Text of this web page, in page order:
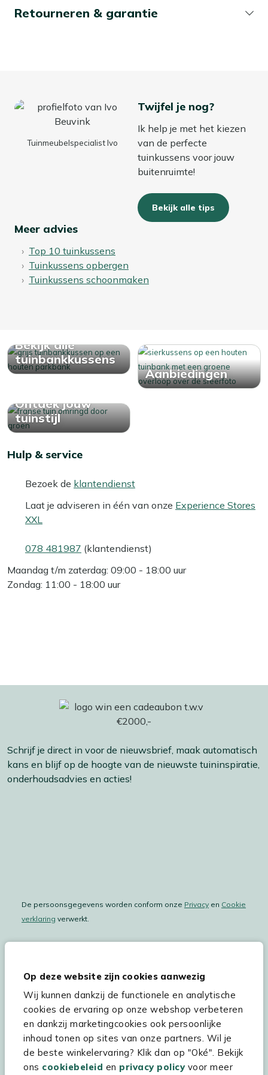
Op deze website zijn cookies aanwezig
Wij kunnen dankzij de functionele en analytische
cookies de ervaring op onze webshop verbeteren
en dankzij marketingcookies ook persoonlijke
inhoud tonen op sites van onze partners. Wil je
de beste winkelervaring? Klik dan op "Oké". Bekijk
ons cookiebeleid en privacy policyvoor meer
Retourneren & garantie
Tuinmeubelspecialist Ivo
Twijfel je nog?
Ik help je met het kiezen
van de perfecte
tuinkussens voor jouw
buitenruimte!
Bekijk alle tips
Meer advies
Top 10 tuinkussens
Tuinkussens opbergen
Tuinkussens schoonmaken
Bekijk alle
tuinbankkussens
Aanbiedingen
Ontdek jouw
tuinstijl
Hulp & service
Bezoek de klantendienst
Laat je adviseren in één van onze Experience Stores
XXL
078 481987 (klantendienst)
Maandag t/m zaterdag: 09:00 - 18:00 uur
Zondag: 11:00 - 18:00 uur
Schrijf je direct in voor de nieuwsbrief, maak automatisch
kans en blijf op de hoogte van de nieuwste tuininspiratie,
onderhoudsadvies en acties!
De persoonsgegevens worden conform onze Privacy en Cookie
verklaring verwerkt.
Hulp & service
Assortiment
Kees Smit Tuinmeubelen
Experience Stores XXL